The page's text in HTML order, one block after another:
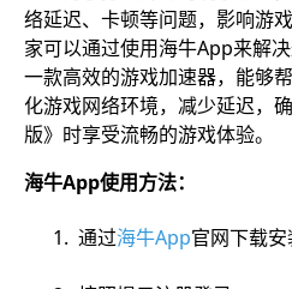
络延迟、卡顿等问题，影响游
家可以通过使用海牛App来解
一款高效的游戏加速器，能够
化游戏网络环境，减少延迟，
版》时享受流畅的游戏体验。
海牛App使用方法：
1. 通过海牛App官网下载安